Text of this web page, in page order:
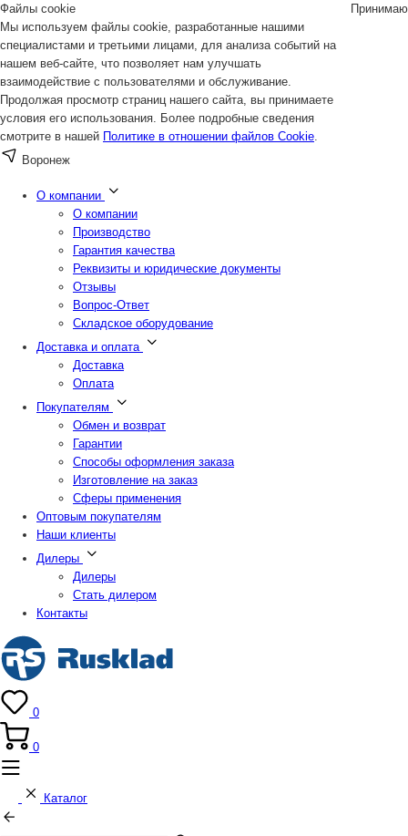
Файлы cookie
Мы используем файлы cookie, разработанные нашими
специалистами и третьими лицами, для анализа событий на
нашем веб-сайте, что позволяет нам улучшать
взаимодействие с пользователями и обслуживание.
Продолжая просмотр страниц нашего сайта, вы принимаете
условия его использования. Более подробные сведения
смотрите в нашей Политике в отношении файлов Cookie.
Принимаю
Воронеж
О компании
О компании
Производство
Гарантия качества
Реквизиты и юридические документы
Отзывы
Вопрос-Ответ
Складское оборудование
Доставка и оплата
Доставка
Оплата
Покупателям
Обмен и возврат
Гарантии
Способы оформления заказа
Изготовление на заказ
Сферы применения
Оптовым покупателям
Наши клиенты
Дилеры
Дилеры
Стать дилером
Контакты
0
0
Каталог